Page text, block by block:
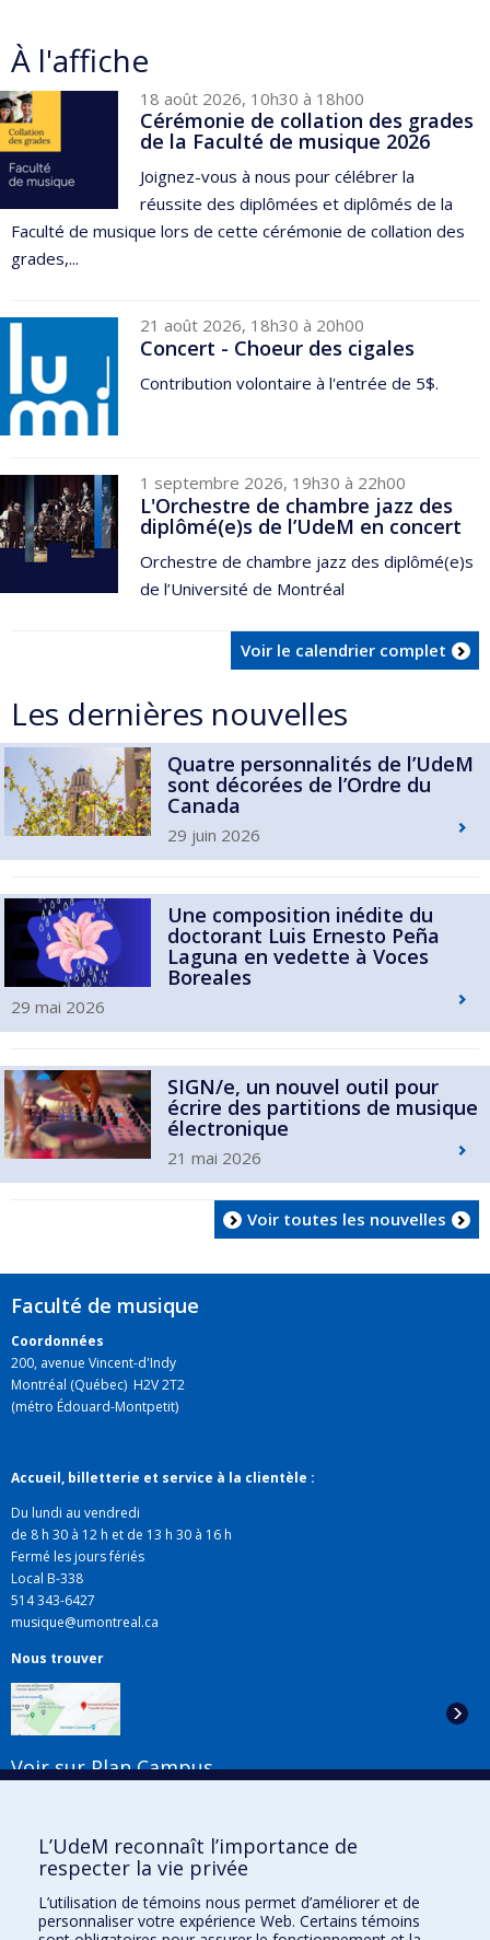
À l'affiche
18 août 2026, 10h30 à 18h00
Cérémonie de collation des grades
de la Faculté de musique 2026
Joignez-vous à nous pour célébrer la
réussite des diplômées et diplômés de la
Faculté de musique lors de cette cérémonie de collation des
grades,...
21 août 2026, 18h30 à 20h00
Concert - Choeur des cigales
Contribution volontaire à l'entrée de 5$.
1 septembre 2026, 19h30 à 22h00
L'Orchestre de chambre jazz des
diplômé(e)s de l’UdeM en concert
Orchestre de chambre jazz des diplômé(e)s
de l’Université de Montréal
Voir le calendrier complet
Les dernières nouvelles
Quatre personnalités de l’UdeM
sont décorées de l’Ordre du
Canada
29 juin 2026
Une composition inédite du
doctorant Luis Ernesto Peña
Laguna en vedette à Voces
Boreales
29 mai 2026
SIGN/e, un nouvel outil pour
écrire des partitions de musique
électronique
21 mai 2026
Voir toutes les nouvelles
Faculté de musique
Coordonnées
200, avenue Vincent-d'Indy
Montréal (Québec) H2V 2T2
(métro Édouard-Montpetit)
Accueil, billetterie et service à la clientèle :
Du lundi au vendredi
de 8 h 30 à 12 h et de 13 h 30 à 16 h
Fermé les jours fériés
Local B-338
514 343-6427
musique@umontreal.ca
Nous trouver
Voir sur Plan Campus
Liens utiles
L’UdeM reconnaît l’importance de
respecter la vie privée
L’utilisation de témoins nous permet d’améliorer et de
personnaliser votre expérience Web. Certains témoins